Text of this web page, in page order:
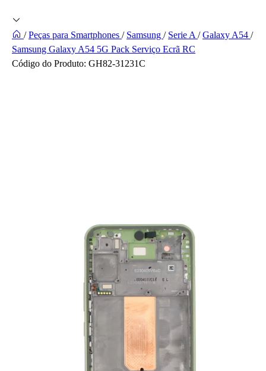
/ Peças para Smartphones / Samsung / Serie A/ Galaxy A54 /
Samsung Galaxy A54 5G Pack Serviço Ecrã RC
Código do Produto: GH82-31231C